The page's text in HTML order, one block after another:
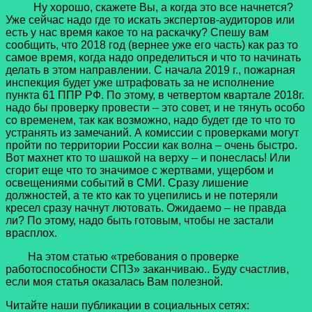
Ну хорошо, скажете Вы, а когда это все начнется?
Уже сейчас надо где то искать экспертов-аудиторов или
есть у нас время какое то на раскачку? Спешу вам
сообщить, что 2018 год (вернее уже его часть) как раз то
самое время, когда надо определиться и что то начинать
делать в этом направлении. С начала 2019 г., пожарная
инспекция будет уже штрафовать за не исполнение
пункта 61 ППР РФ. По этому, в четвертом квартале 2018г.
надо бы проверку провести – это совет, и не тянуть особо
со временем, так как возможно, надо будет где то что то
устранять из замечаний. А комиссии с проверками могут
пройти по территории России как волна – очень быстро.
Вот махнет кто то шашкой на верху – и понеслась! Или
сгорит еще что то значимое с жертвами, ущербом и
освещениями событий в СМИ. Сразу лишение
должностей, а те кто как то уцепились и не потеряли
кресел сразу начнут лютовать. Ожидаемо – не правда
ли? По этому, надо быть готовым, чтобы не застали
врасплох.
На этом статью «требования о проверке
работоспособности СПЗ» заканчиваю.. Буду счастлив,
если моя статья оказалась Вам полезной.
Читайте наши публикации в социальных сетях: